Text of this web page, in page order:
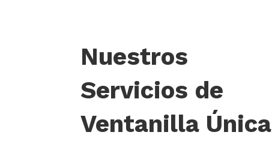
Nuestros
Servicios de
Ventanilla Única